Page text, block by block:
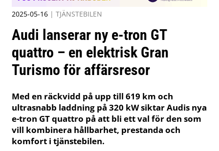
2025-05-16 | TJÄNSTEBILEN
Audi lanserar ny e-tron GT
quattro – en elektrisk Gran
Turismo för affärsresor
Med en räckvidd på upp till 619 km och
ultrasnabb laddning på 320 kW siktar Audis nya
e-tron GT quattro på att bli ett val för den som
vill kombinera hållbarhet, prestanda och
komfort i tjänstebilen.